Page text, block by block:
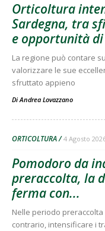
Orticoltura
Sardegna, tra
e opportunità
La regione può contare
valorizzare le sue
sfruttato appieno
DiAndrea Lovazzano
ORTICOLTURA 4 Agosto
Pomodoro da
preraccolta, la
ferma con...
Nelle periodo
contrario, intensificare i